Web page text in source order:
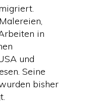
in
und
Seine
bisher